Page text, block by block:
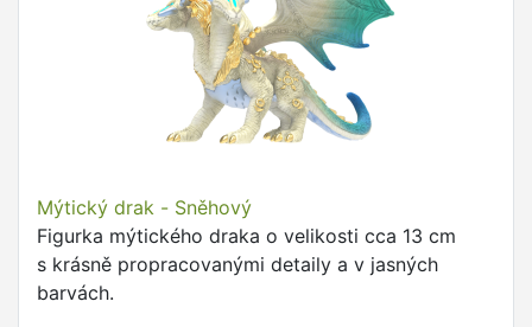
Mýtický drak - Sněhový
Figurka mýtického draka o velikosti cca 13 cm
s krásně propracovanými detaily a v jasných
barvách.